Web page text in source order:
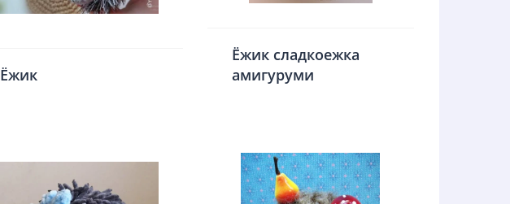
Ёжик
Ёжик сладкоежка
амигуруми